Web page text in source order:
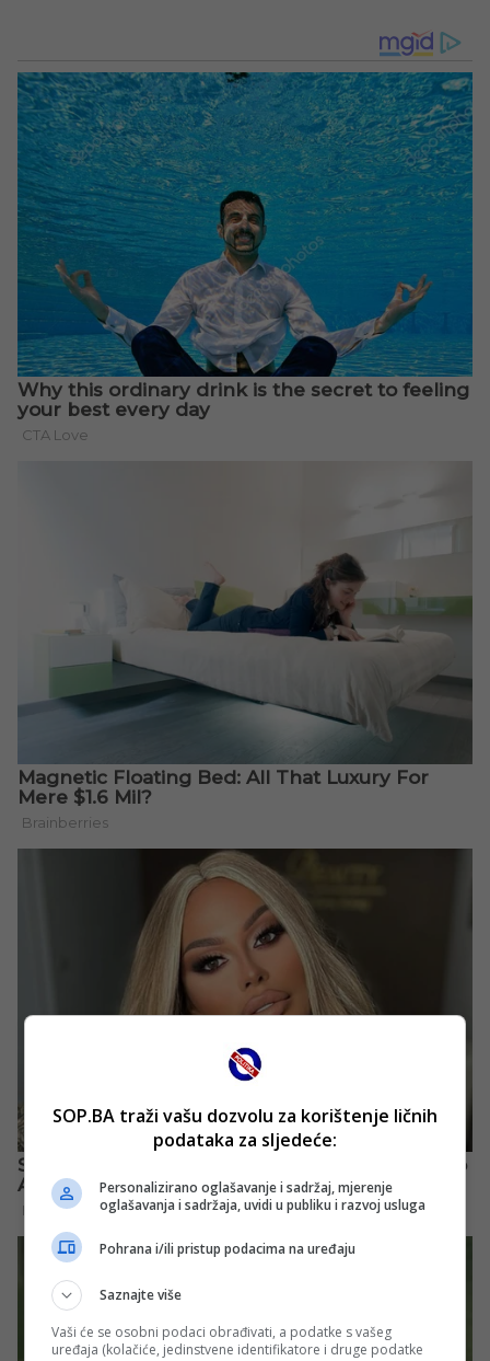
SOP.BA traži vašu dozvolu za korištenje ličnih
podataka za sljedeće:
Personalizirano oglašavanje i sadržaj, mjerenje
oglašavanja i sadržaja, uvidi u publiku i razvoj usluga
Pohrana i/ili pristup podacima na uređaju
Saznajte više
Vaši će se osobni podaci obrađivati, a podatke s vašeg
uređaja (kolačiće, jedinstvene identifikatore i druge podatke